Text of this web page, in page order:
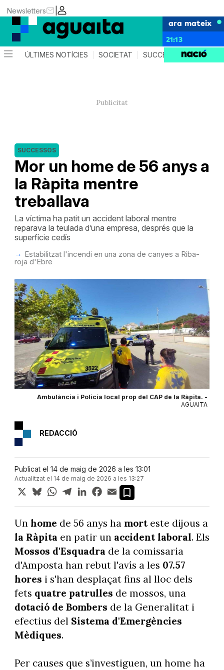
|
Newsletters
ara mateix
21:13
ÚLTIMES NOTÍCIES SOCIETAT SUCCESSOS AGENDA
Mor un home de 56 anys a
la Ràpita mentre
treballava
SUCCESSOS
La víctima ha patit un accident laboral mentre
reparava la teulada d’una empresa, després que la
superfície cedís
Estabilitzat l'incendi en una zona de canyes a Riba-
roja d'Ebre
Ambulància i Policia local prop del CAP de la Ràpita. -
AGUAITA
REDACCIÓ
Publicat el 14 de maig de 2026 a les 13:01
Actualitzat el 14 de maig de 2026 a les 13:27
X BlueskyWhatsApp
TelegramLinkedInFacebook
Email
Un home de 56 anys ha mort este dijous a
la Ràpita en patir unaccident laboral. Els
Mossos d'Esquadra de la comissaria
d'Amposta han rebut l'avís a les 07.57
hores i s'han desplaçat fins al lloc dels
fets quatre patrulles de mossos, una
dotació de Bombers de la Generalitat i
efectius del Sistema d'Emergències
Mèdiques.
Per causes que s’investiguen, un home ha